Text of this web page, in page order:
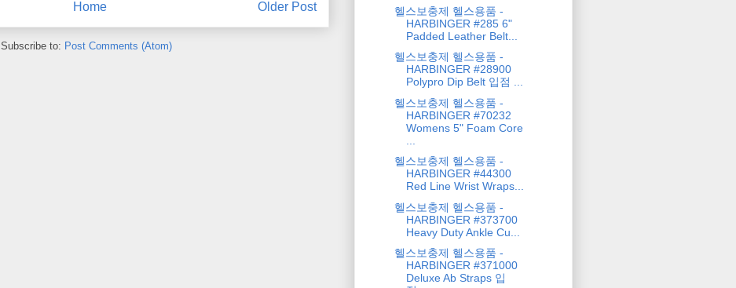
Older Post
Home
Subscribe to: Post Comments (Atom)
헬스보충제 헬스용품 -
HARBINGER #285 6"
Padded Leather Belt...
헬스보충제 헬스용품 -
HARBINGER #28900
Polypro Dip Belt 입점 ...
헬스보충제 헬스용품 -
HARBINGER #70232
Womens 5" Foam Core
헬스보충제 헬스용품 -
HARBINGER #44300
Red Line Wrist Wraps...
헬스보충제 헬스용품 -
HARBINGER #373700
Heavy Duty Ankle Cu...
헬스보충제 헬스용품 -
HARBINGER #371000
Deluxe Ab Straps 입